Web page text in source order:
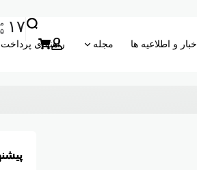
اخبار و اطلاعیه ها مجله راهنمای پرداخت
۱۷